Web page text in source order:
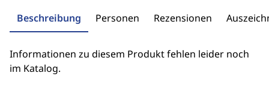
Beschreibung Personen Rezensionen
Informationen zu diesem Produkt fehlen leider noch
im Katalog.